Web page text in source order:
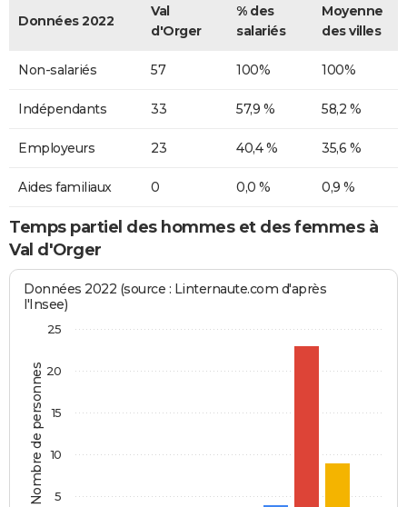
Données 2022
Val
d'Orger
% des
salariés
Moyenne
des villes
Non-salariés 57 100% 100%
Indépendants 33 57,9 % 58,2 %
Employeurs 23 40,4 % 35,6 %
Aides familiaux 0 0,0 % 0,9 %
Temps partiel des hommes et des femmes à
Val d'Orger
Nombre de personnes
Données 2022 (source : Linternaute.com d'après
l'Insee)
5
10
15
20
25